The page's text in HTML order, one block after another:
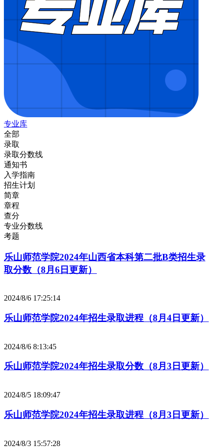
专业库
全部
录取
录取分数线
通知书
入学指南
招生计划
简章
章程
查分
专业分数线
考题
乐山师范学院2024年山西省本科第二批B类招生录
取分数（8月6日更新）
2024/8/6 17:25:14
乐山师范学院2024年招生录取进程（8月4日更新）
2024/8/6 8:13:45
乐山师范学院2024年招生录取分数（8月3日更新）
2024/8/5 18:09:47
乐山师范学院2024年招生录取进程（8月3日更新）
2024/8/3 15:57:28